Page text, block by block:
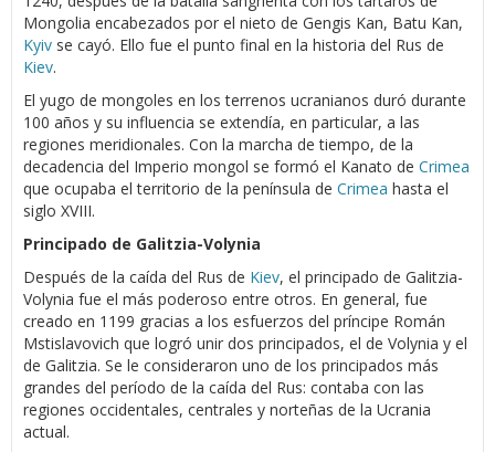
Mongolia encabezados por el nieto de Gengis Kan, Batu Kan,
Kyiv se cayó. Ello fue el punto final en la historia del Rus de
Kiev.
El yugo de mongoles en los terrenos ucranianos duró durante
100 años y su influencia se extendía, en particular, a las
regiones meridionales. Con la marcha de tiempo, de la
decadencia del Imperio mongol se formó el Kanato de Crimea
que ocupaba el territorio de la península de Crimea hasta el
siglo XVIII.
Principado de Galitzia-Volynia
Después de la caída del Rus de Kiev, el principado de Galitzia-
Volynia fue el más poderoso entre otros. En general, fue
creado en 1199 gracias a los esfuerzos del príncipe Román
Mstislavovich que logró unir dos principados, el de Volynia y el
de Galitzia. Se le consideraron uno de los principados más
grandes del período de la caída del Rus: contaba con las
regiones occidentales, centrales y norteñas de la Ucrania
actual.